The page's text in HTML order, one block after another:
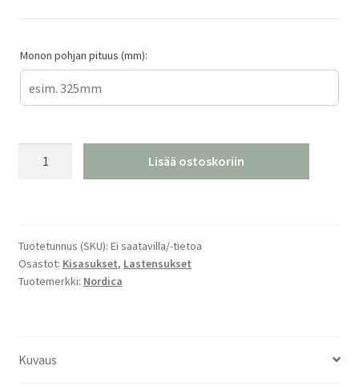
Monon pohjan pituus (mm):
Lisää ostoskoriin
Tuotetunnus (SKU): Ei saatavilla/-tietoa
Osastot: Kisasukset, Lastensukset
Tuotemerkki: Nordica
Kuvaus